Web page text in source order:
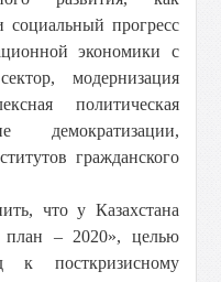
социальный прогресс
экономики с
модернизация
политическая
гражданского
что у Казахстана
план – 2020», целью
к посткризисному